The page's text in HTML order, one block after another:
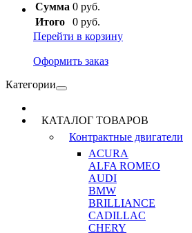
Сумма 0 руб.
Итого
0 руб.
Перейти в корзину
Оформить заказ
Категории
КАТАЛОГ ТОВАРОВ
Контрактные двигатели
ACURA
ALFA ROMEO
AUDI
BMW
BRILLIANCE
CADILLAC
CHERY